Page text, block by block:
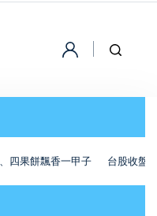
四果餅飄香一甲子 台股收盤